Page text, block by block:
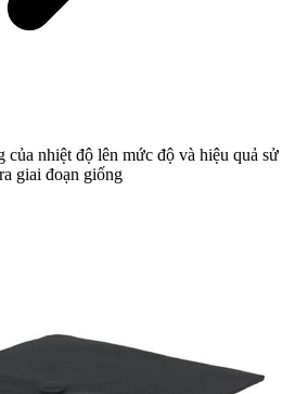
nhiệt độ lên mức độ và hiệu quả sử
giai đoạn giống